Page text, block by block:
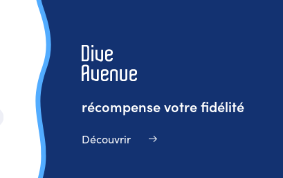
récompense votre fidélité
Découvrir